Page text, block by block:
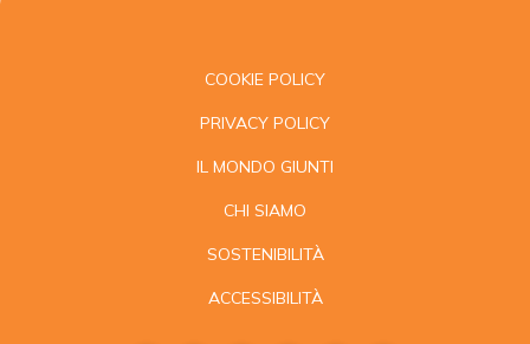
COOKIE POLICY
PRIVACY POLICY
IL MONDO GIUNTI
CHI SIAMO
SOSTENIBILITÀ
ACCESSIBILITÀ